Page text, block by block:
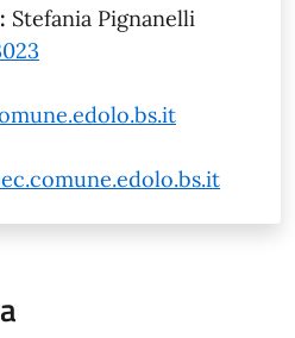
Stefania Pignanelli